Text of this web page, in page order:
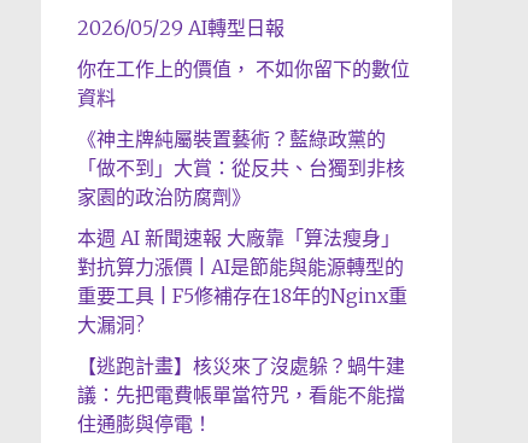
2026/05/29 AI轉型日報
你在工作上的價值， 不如你留下的數位
資料
《神主牌純屬裝置藝術？藍綠政黨的
「做不到」大賞：從反共、台獨到非核
家園的政治防腐劑》
本週 AI 新聞速報 大廠靠「算法瘦身」
對抗算力漲價 | AI是節能與能源轉型的
重要工具 | F5修補存在18年的Nginx重
大漏洞?
【逃跑計畫】核災來了沒處躲？蝸牛建
議：先把電費帳單當符咒，看能不能擋
住通膨與停電！